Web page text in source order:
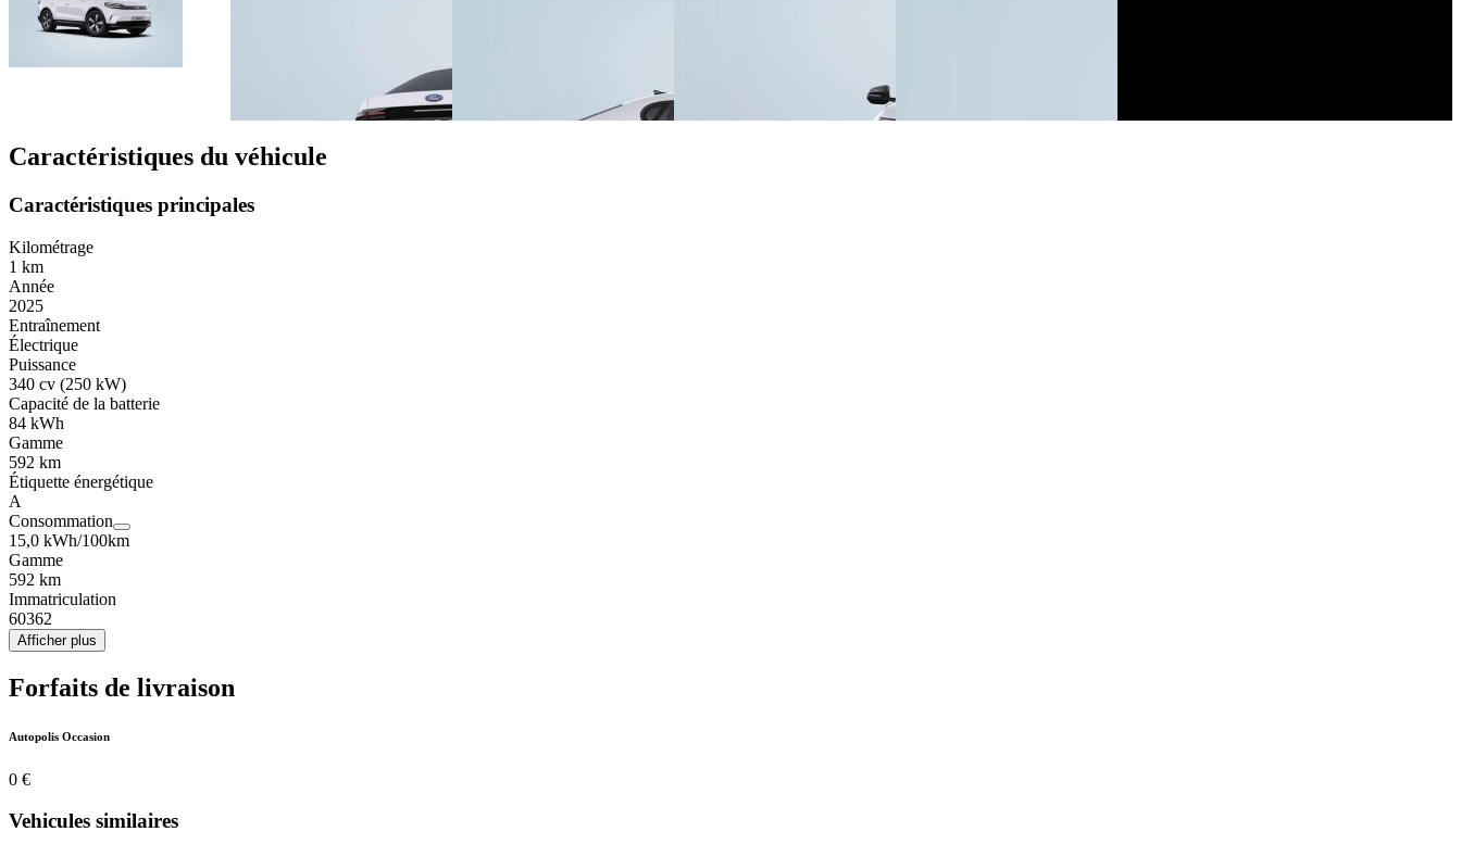
Caractéristiques du véhicule
Caractéristiques principales
Kilométrage
1 km
Année
2025
Entraînement
Électrique
Puissance
340 cv (250 kW)
Capacité de la batterie
84 kWh
Gamme
592 km
Étiquette énergétique
A
Consommation
15,0 kWh/100km
Gamme
592 km
Immatriculation
60362
Afficher plus
Forfaits de livraison
Autopolis Occasion
0 €
Vehicules similaires